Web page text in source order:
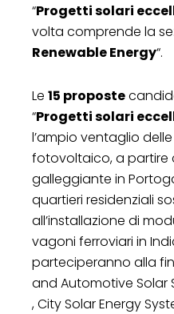
“Progetti solari
volta comprende la
Renewable Energy“.
Le 15 proposte
“Progetti solari
l’ampio ventaglio
fotovoltaico, a partire
galleggiante in
quartieri residenziali
all’installazione di
vagoni ferroviari in
parteciperanno alla
and Automotive Solar
, City Solar Energy